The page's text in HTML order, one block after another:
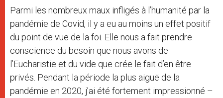
Parmi les nombreux maux infligés à l’humanité par la
pandémie de Covid, il y a eu au moins un effet positif
du point de vue de la foi. Elle nous a fait prendre
conscience du besoin que nous avons de
l’Eucharistie et du vide que crée le fait d’en être
privés. Pendant la période la plus aiguë de la
pandémie en 2020, j’ai été fortement impressionné –